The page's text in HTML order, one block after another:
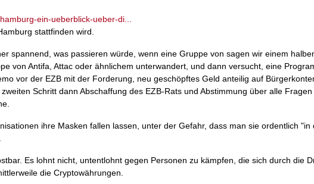
ein-ueberblick-ueber-di...
stattfinden wird.
spannend, was passieren würde, wenn eine Gruppe von sagen wir einem
von Antifa, Attac oder ähnlichem unterwandert, und dann versucht, eine
vor der EZB mit der Forderung, neu geschöpftes Geld anteilig auf
Schritt dann Abschaffung des EZB-Rats und Abstimmung über alle
ihre Masken fallen lassen, unter der Gefahr, dass man sie ordentlich "in
Es lohnt nicht, untentlohnt gegen Personen zu kämpfen, die sich durch die
die Cryptowährungen.